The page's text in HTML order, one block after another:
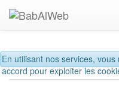
En utilisant nos services,
accord pour exploiter les